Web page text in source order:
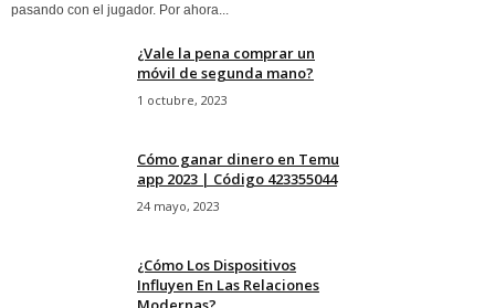
pasando con el jugador. Por ahora...
¿Vale la pena comprar un
móvil de segunda mano?
1 octubre, 2023
Cómo ganar dinero en Temu
app 2023 | Código 423355044
24 mayo, 2023
¿Cómo Los Dispositivos
Influyen En Las Relaciones